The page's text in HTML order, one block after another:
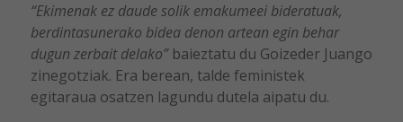
“Ekimenak ez daude solik emakumeei bideratuak,
berdintasunerako bidea denon artean egin behar
dugun zerbait delako”baieztatu du Goizeder Juango
zinegotziak. Era berean, talde feministek
egitaraua osatzen lagundu dutela aipatu du.